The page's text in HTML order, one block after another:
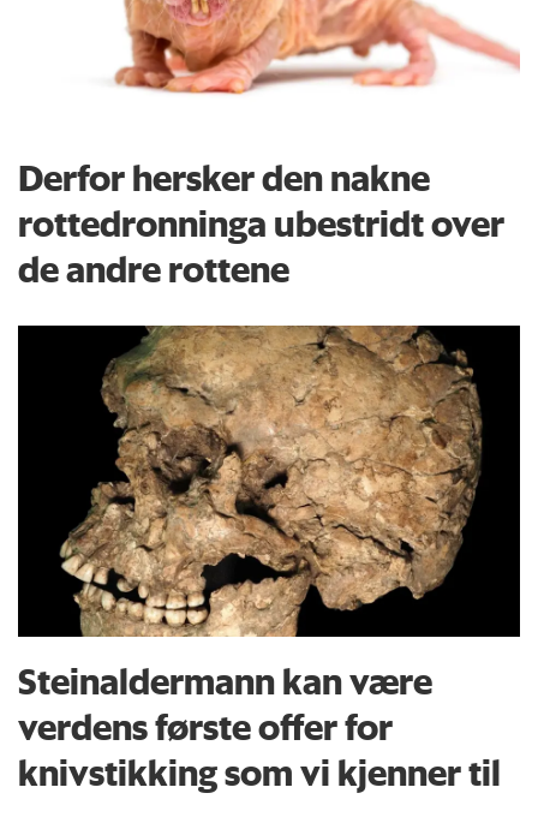
Derfor hersker den nakne
rottedronninga ubestridt over
de andre rottene
Steinaldermann kan være
verdens første offer for
knivstikking som vi kjenner til